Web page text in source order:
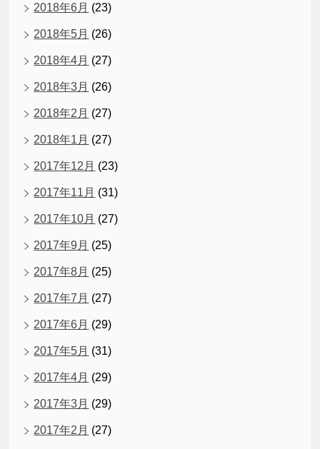
2018年6月 (23)
2018年5月 (26)
2018年4月 (27)
2018年3月 (26)
2018年2月 (27)
2018年1月 (27)
2017年12月 (23)
2017年11月 (31)
2017年10月 (27)
2017年9月 (25)
2017年8月 (25)
2017年7月 (27)
2017年6月 (29)
2017年5月 (31)
2017年4月 (29)
2017年3月 (29)
2017年2月 (27)